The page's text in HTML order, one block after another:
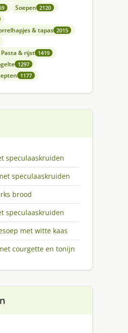
Soepen 2120
& tapas 2015
Pasta & rijst 1419
1297
1177
speculaaskruiden
speculaaskruiden
brood
speculaaskruiden
met witte kaas
courgette en tonijn